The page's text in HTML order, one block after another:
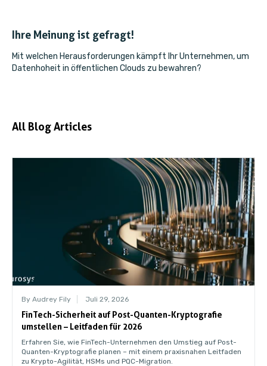
Ihre Meinung ist gefragt!
Mit welchen Herausforderungen kämpft Ihr Unternehmen, um
Datenhoheit in öffentlichen Clouds zu bewahren?
All Blog Articles
By Audrey Fily Juli 29, 2026
FinTech-Sicherheit auf Post-Quanten-Kryptografie
umstellen – Leitfaden für 2026
Erfahren Sie, wie FinTech-Unternehmen den Umstieg auf Post-
Quanten-Kryptografie planen – mit einem praxisnahen Leitfaden
zu Krypto-Agilität, HSMs und PQC-Migration.